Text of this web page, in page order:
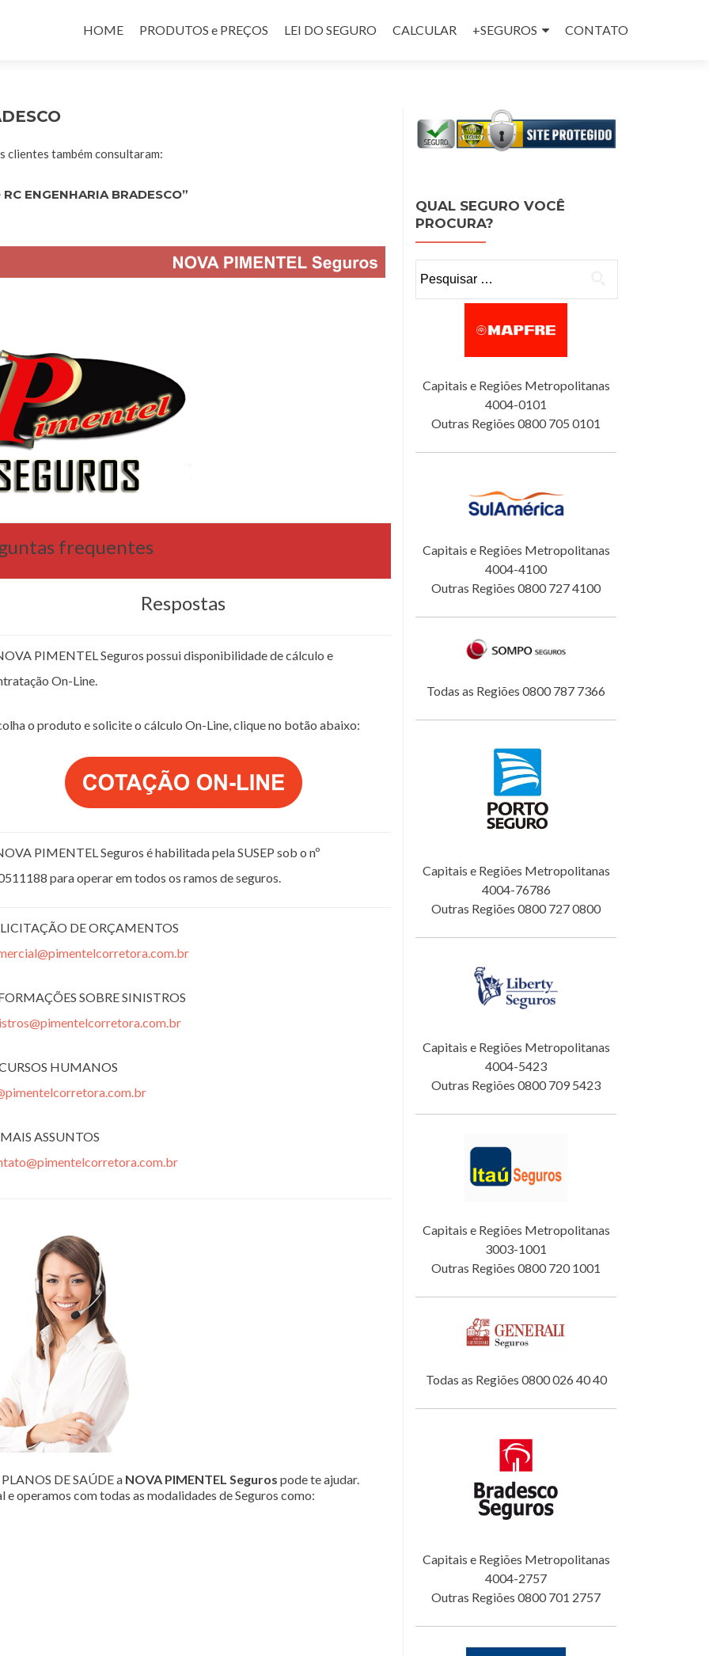
HOME
PRODUTOS e PREÇOS LEI DO SEGURO CALCULAR +SEGUROS CONTATO
clientes também consultaram:
RC ENGENHARIA BRADESCO”
frequentes
Respostas
PIMENTEL Seguros possui disponibilidade de cálculo e
On-Line.
o produto e solicite o cálculo On-Line, clique no botão abaixo:
PIMENTEL Seguros é habilitada pela SUSEP sob o nº
para operar em todos os ramos de seguros.
DE ORÇAMENTOS
SOBRE SINISTROS
HUMANOS
ASSUNTOS
DE SAÚDE a NOVA PIMENTEL Seguros pode te ajudar.
operamos com todas as modalidades de Seguros como:
QUAL SEGURO VOCÊ
PROCURA?
Capitais e Regiões Metropolitanas
4004-0101
Outras Regiões 0800 705 0101
Capitais e Regiões Metropolitanas
4004-4100
Outras Regiões 0800 727 4100
Todas as Regiões 0800 787 7366
Capitais e Regiões Metropolitanas
4004-76786
Outras Regiões 0800 727 0800
Capitais e Regiões Metropolitanas
4004-5423
Outras Regiões 0800 709 5423
Capitais e Regiões Metropolitanas
3003-1001
Outras Regiões 0800 720 1001
Todas as Regiões 0800 026 40 40
Capitais e Regiões Metropolitanas
4004-2757
Outras Regiões 0800 701 2757